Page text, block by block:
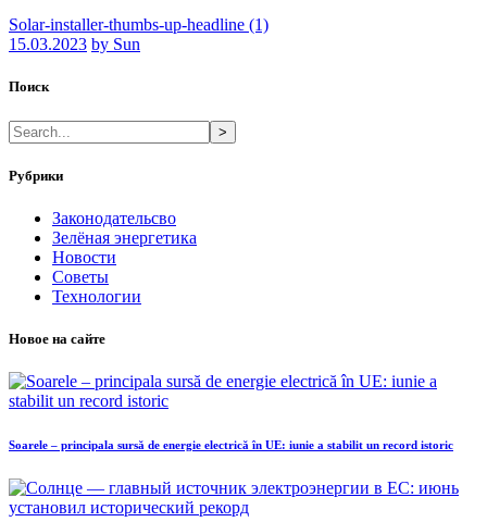
Solar-installer-thumbs-up-headline (1)
15.03.2023 by Sun
Поиск
>
Рубрики
Законодательсво
Зелёная энергетика
Новости
Советы
Технологии
Новое на сайте
Soarele – principala sursă de energie electrică în UE: iunie a stabilit un record istoric